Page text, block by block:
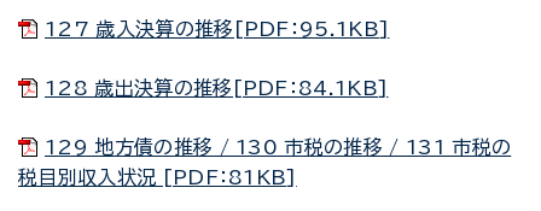
127 歳入決算の推移[PDF：95.1KB]
128 歳出決算の推移[PDF：84.1KB]
129 地方債の推移 / 130 市税の推移 / 131 市税の
税目別収入状況 [PDF：81KB]